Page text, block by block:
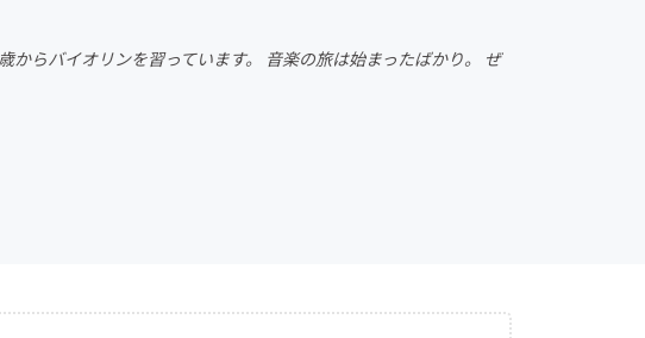
飲食店
ファッション
からバイオリンを習っています。 音楽の旅は始まったばかり。 ぜ